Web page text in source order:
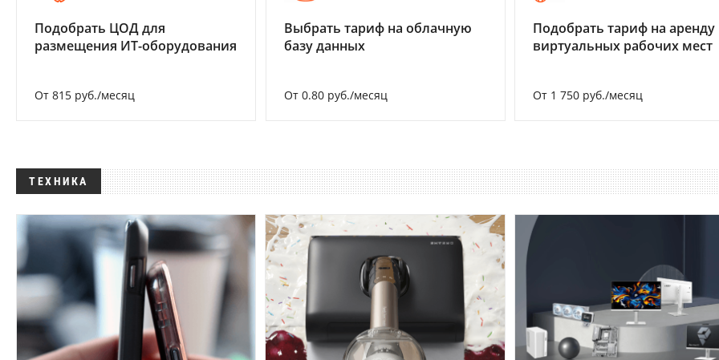
Подобрать ЦОД для
размещения ИТ-оборудования
От 815 руб./месяц
Выбрать тариф на облачную
базу данных
От 0.80 руб./месяц
Подобрать тариф на аренду
виртуальных рабочих мест
От 1 750 руб./месяц
ТЕХНИКА